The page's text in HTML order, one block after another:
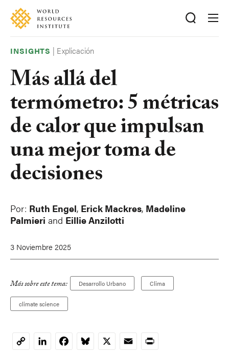
Skip
main
Accessibility
INSIGHTS | Explicación
Más allá del
termómetro: 5 métricas
de calor que impulsan
una mejor toma de
decisiones
Por: Ruth Engel, Erick Mackres, Madeline
Palmieri and Eillie Anzilotti
3 Noviembre 2025
Más sobre este tema: Desarrollo Urbano Clima
climate science
CopyLinkedInFacebookBluesky
X EmailPrint